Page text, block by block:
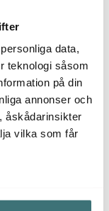
data,
teknologi såsom
på din
annonser och
åskådarinsikter
vilka som får
plats som
47 cl 2-